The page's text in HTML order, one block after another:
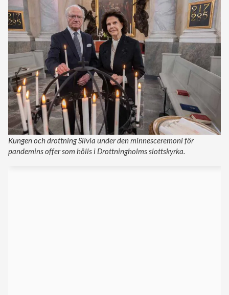
Kungen och drottning Silvia under den minnesceremoni för
pandemins offer som hölls i Drottningholms slottskyrka.